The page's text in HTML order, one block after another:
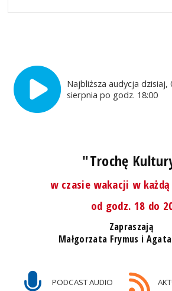
Najbliższa audycja dzisiaj,
sierpnia po godz. 18:00
"Trochę
w czasie wakacji w
od godz. 18 do
Zapraszają
Małgorzata Frymus i
PODCAST AUDIO